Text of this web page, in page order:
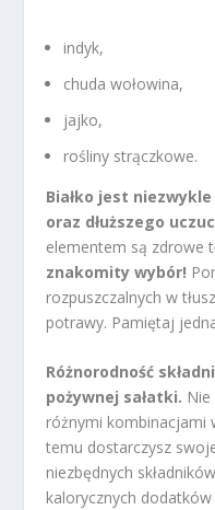
indyk,
chuda wołowina,
jajko,
rośliny strączkowe.
Białko jest
oraz dłuższego
elementem są zdrowe
znakomity wybór!
rozpuszczalnych w
potrawy. Pamiętaj
Różnorodność
pożywnej sałatki.
różnymi kombinacjami
temu dostarczysz
niezbędnych
kalorycznych